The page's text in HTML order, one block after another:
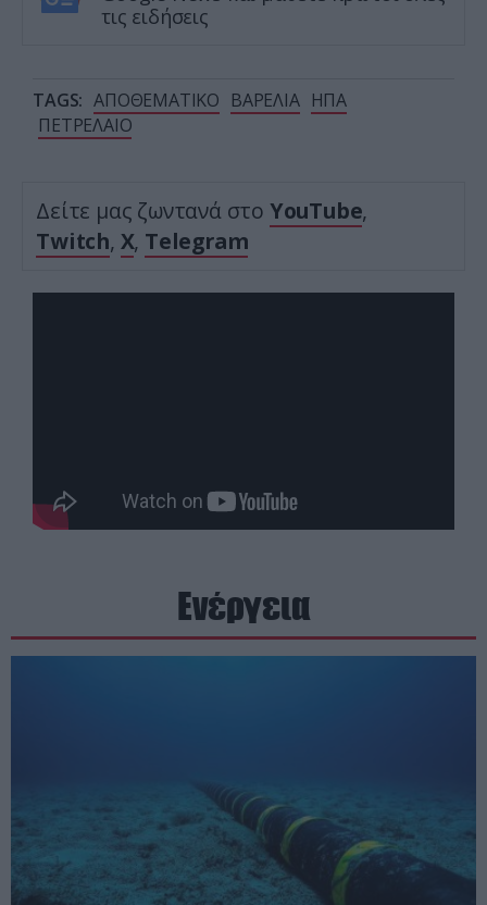
τις ειδήσεις
TAGS: ΑΠΟΘΕΜΑΤΙΚΟ ΒΑΡΕΛΙΑ ΗΠΑ
ΠΕΤΡΕΛΑΙΟ
Δείτε μας ζωντανά στο YouTube,
Twitch, X, Telegram
Ενέργεια